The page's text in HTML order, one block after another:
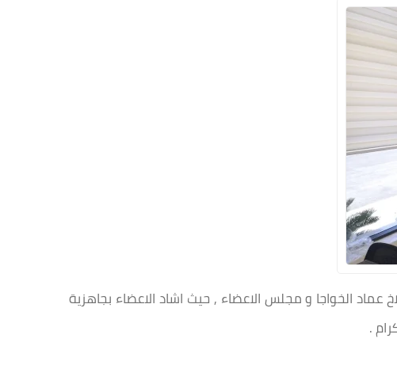
ممثلة برئيسها الاخ عماد الخواجا و مجلس الاعضاء , حيث اشاد الاعضاء بجاهزية
.